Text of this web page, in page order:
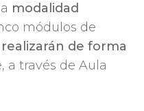
modalidad
módulos de
realizarán de forma
a través de Aula